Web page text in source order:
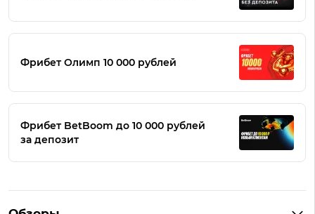
Фрибет Олимп 10 000 рублей
Фрибет BetBoom до 10 000 рублей
за депозит